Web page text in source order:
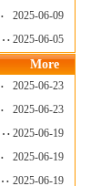
2025-06-09
2025-06-05
More
2025-06-23
2025-06-23
2025-06-19
2025-06-19
2025-06-19